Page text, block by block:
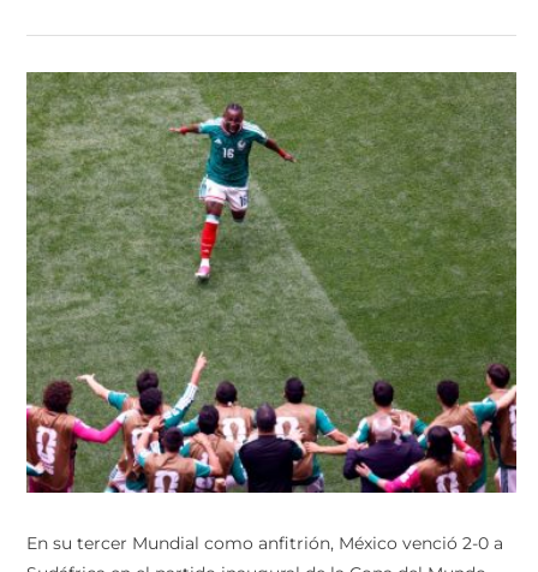
En su tercer Mundial como anfitrión, México venció 2-0 a